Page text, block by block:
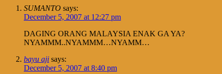
SUMANTO says:
December 5, 2007 at 12:27 pm
DAGING ORANG MALAYSIA ENAK GA YA?
NYAMMM..NYAMMM…NYAMM…
bayu aji says:
December 5, 2007 at 8:40 pm